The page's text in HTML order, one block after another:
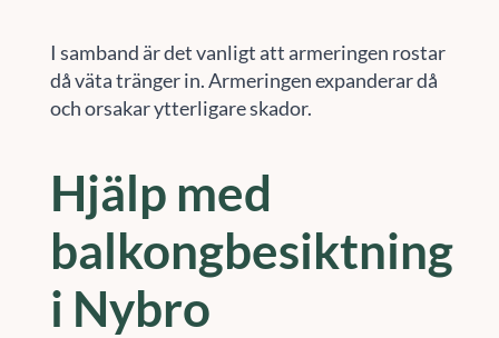
I samband är det vanligt att armeringen rostar
då väta tränger in. Armeringen expanderar då
och orsakar ytterligare skador.
Hjälp med
balkongbesiktning
i Nybro